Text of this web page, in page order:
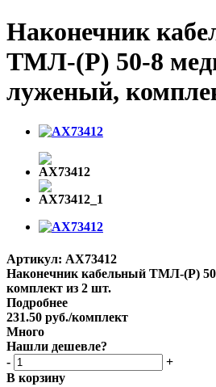
Наконечник
ТМЛ-(Р) 50-8
луженый,
Артикул: AX73412
Наконечник кабельный ТМЛ-(Р)
комплект из 2 шт.
Подробнее
231.50 руб./комплект
Много
Нашли дешевле?
-
+
В корзину